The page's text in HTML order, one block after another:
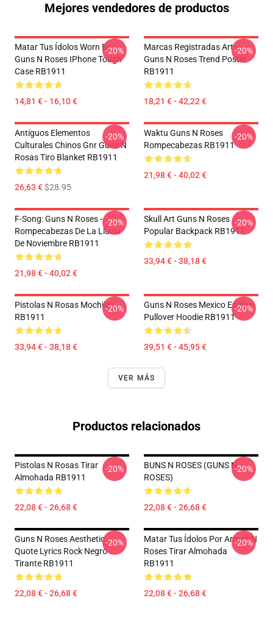
Mejores vendedores de productos
Matar Tus Ídolos Worn By
Guns N Roses IPhone Tough
Case RB1911
14,81 € - 16,10 €
-20%
Marcas Registradas Art -
Guns N Roses Trend Poster
RB1911
18,21 € - 42,22 €
-20%
Antiguos Elementos
Culturales Chinos Gnr Guns N
Rosas Tiro Blanket RB1911
26,63 €$28.95
-20%
Waktu Guns N Roses
Rompecabezas RB1911
21,98 € - 40,02 €
-20%
F-Song: Guns N Roses -
Rompecabezas De La Lluvia
De Noviembre RB1911
21,98 € - 40,02 €
-20%
Skull Art Guns N Roses
Popular Backpack RB1911
33,94 € - 38,18 €
-20%
Pistolas N Rosas Mochila
RB1911
33,94 € - 38,18 €
-20%
Guns N Roses Mexico Edition
Pullover Hoodie RB1911
39,51 € - 45,95 €
-20%
VER MÁS
Productos relacionados
Pistolas N Rosas Tirar
Almohada RB1911
22,08 € - 26,68 €
-20%
BUNS N ROSES (GUNS N
ROSES)
22,08 € - 26,68 €
-20%
Guns N Roses Aesthetic
Quote Lyrics Rock Negro
Tirante RB1911
22,08 € - 26,68 €
-20%
Matar Tus Ídolos Por Armas N
Roses Tirar Almohada
RB1911
22,08 € - 26,68 €
-20%